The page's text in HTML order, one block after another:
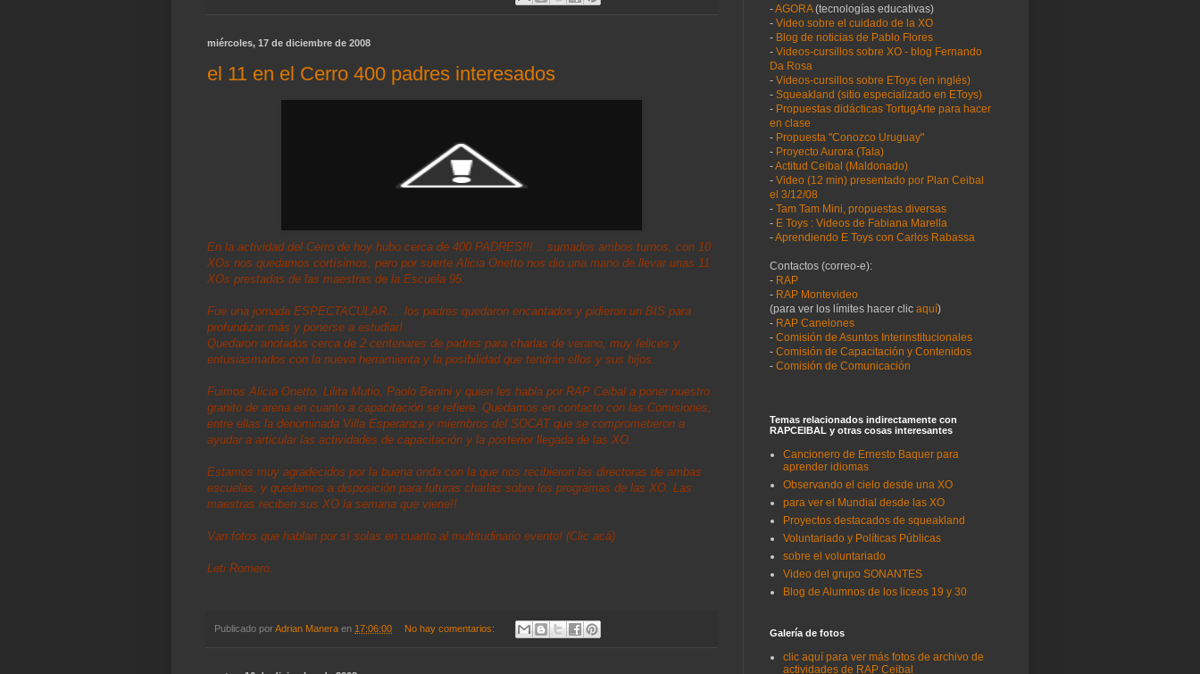
miércoles, 17 de diciembre de 2008
el 11 en el Cerro 400 padres interesados
En la actividad del Cerro de hoy hubo cerca de 400 PADRES!!!... sumados ambos turnos, con 10
XOs nos quedamos cortísimos, pero por suerte Alicia Onetto nos dio una mano de llevar unas 11
XOs prestadas de las maestras de la Escuela 95.
Fue una jornada ESPECTACULAR... los padres quedaron encantados y pidieron un BIS para
profundizar más y ponerse a estudiar!
Quedaron anotados cerca de 2 centenares de padres para charlas de verano, muy felices y
entusiasmados con la nueva herramienta y la posibilidad que tendrán ellos y sus hijos.
Fuimos Alicia Onetto, Lilita Mutio, Paolo Benini y quien les habla por RAP Ceibal a poner nuestro
granito de arena en cuanto a capacitación se refiere. Quedamos en contacto con las Comisiones,
entre ellas la denominada Villa Esperanza y miembros del SOCAT que se comprometieron a
ayudar a articular las actividades de capacitación y la posterior llegada de las XO.
Estamos muy agradecidos por la buena onda con la que nos recibieron las directoras de ambas
escuelas, y quedamos a disposición para futuras charlas sobre los programas de las XO. Las
maestras reciben sus XO la semana que viene!!
Van fotos que hablan por sí solas en cuanto al multitudinario evento! (Clic acá)
Leti Romero.
Publicado porAdrian Manera en 17:06:00 No hay comentarios:
-AGORA(tecnologías educativas)
- Video sobre el cuidado de la XO
- Blog de noticias de Pablo Flores
- Videos-cursillos sobre XO - blog Fernando
Da Rosa
- Videos-cursillos sobre EToys (en inglés)
- Squeakland (sitio especializado en EToys)
- Propuestas didácticas TortugArte para hacer
en clase
- Propuesta "Conozco Uruguay"
- Proyecto Aurora (Tala)
-Actitud Ceibal (Maldonado)
- Video (12 min) presentado por Plan Ceibal
el 3/12/08
- Tam Tam Mini, propuestas diversas
- E Toys : Videos de Fabiana Marella
-Aprendiendo E Toys con Carlos Rabassa
Contactos (correo-e):
- RAP
- RAP Montevideo
(para ver los límites hacer clic aquí)
- RAP Canelones
- Comisión de Asuntos Interinstitucionales
- Comisión de Capacitación y Contenidos
- Comisión de Comunicación
Temas relacionados indirectamente con
RAPCEIBAL y otras cosas interesantes
Cancionero de Ernesto Baquer para
aprender idiomas
Observando el cielo desde una XO
para ver el Mundial desde las XO
Proyectos destacados de squeakland
Voluntariado y Políticas Públicas
sobre el voluntariado
Video del grupo SONANTES
Blog de Alumnos de los liceos 19 y 30
Galería de fotos
clic aquí para ver más fotos de archivo de
actividades de RAP Ceibal